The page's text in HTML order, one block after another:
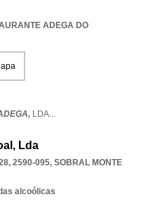
ADEGA DO
LDA...
Lda
2590-095, SOBRAL MONTE
alcoólicas